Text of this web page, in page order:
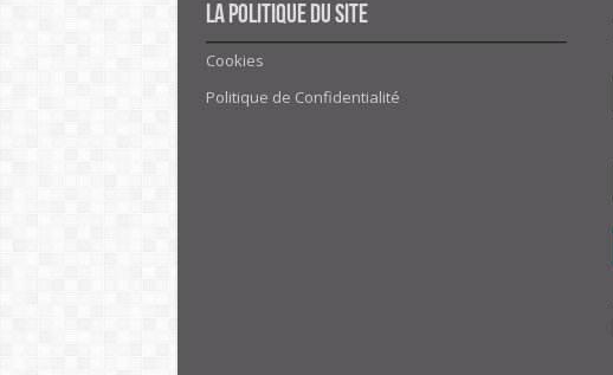
La politique du site
Cookies
Politique de Confidentialité